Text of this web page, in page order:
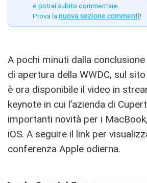
e potrai subito commentare.
Prova la nuova sezione commenti!
A pochi minuti dalla
di apertura della WWDC, sul
è ora disponibile il video in
keynote in cui l’azienda di
importanti novità per i
iOS. A seguire il link per
conferenza Apple odierna.